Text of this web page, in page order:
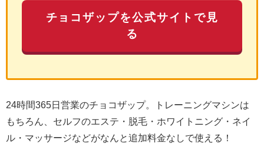
チョコザップを公式サイトで見
る
24時間365日営業のチョコザップ。トレーニングマシンは
もちろん、セルフのエステ・脱毛・ホワイトニング・ネイ
ル・マッサージなどがなんと追加料金なしで使える！